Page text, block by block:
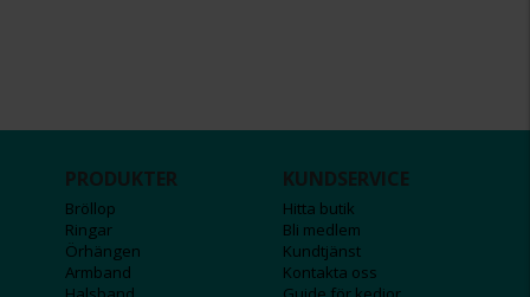
PRODUKTER
Bröllop
Ringar
Örhängen
Armband
KUNDSERVICE
Hitta butik
Bli medlem
Kundtjänst
Kontakta oss